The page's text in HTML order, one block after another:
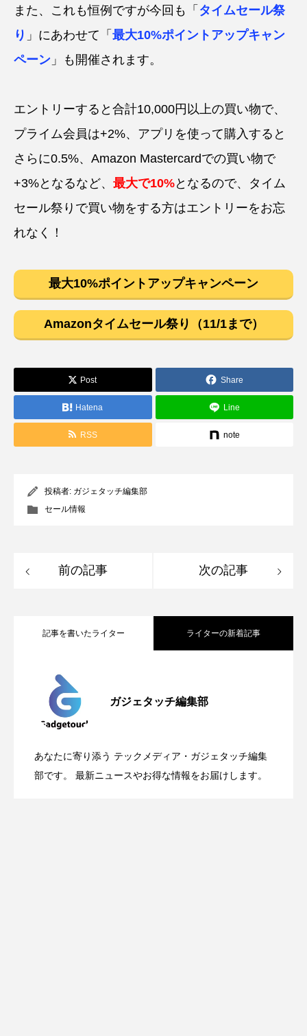
また、これも恒例ですが今回も「 タイムセール祭
り 」にあわせて「 最大10%ポイントアップキャン
ペーン 」も開催されます。
エントリーすると合計10,000円以上の買い物で、
プライム会員は+2%、アプリを使って購入すると
さらに0.5%、Amazon Mastercardでの買い物で
+3%となるなど、 最大で10%となるので、タイム
セール祭りで買い物をする方はエントリーをお忘
れなく！
最大10%ポイントアップキャンペーン
Amazonタイムセール祭り（11/1まで）
Post Share
Hatena Line
RSS note
投稿者: ガジェタッチ編集部
セール情報
前の記事 次の記事
記事を書いたライター ライターの新着記事
ガジェタッチ編集部
あなたに寄り添う テックメディア・ガジェタッチ編集
部です。 最新ニュースやお得な情報をお届けします。
2026.05.04
登場
2026.04.24
Directに動いた理由、担当者も答えられな
2026.04.23 OpenMic Insight：AFEELA開発中止で見